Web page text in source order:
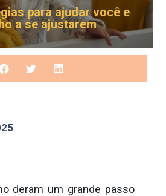
para ajudar você e
a se ajustarem
deram um grande passo